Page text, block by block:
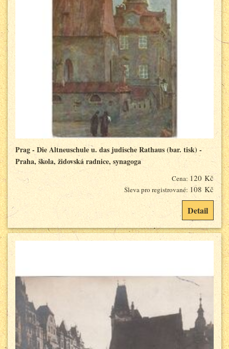
Prag - Die Altneuschule u. das judische Rathaus (bar. tisk) -
Praha, škola, židovská radnice, synagoga
Cena: 120 Kč
Sleva pro registrované: 108 Kč
Detail